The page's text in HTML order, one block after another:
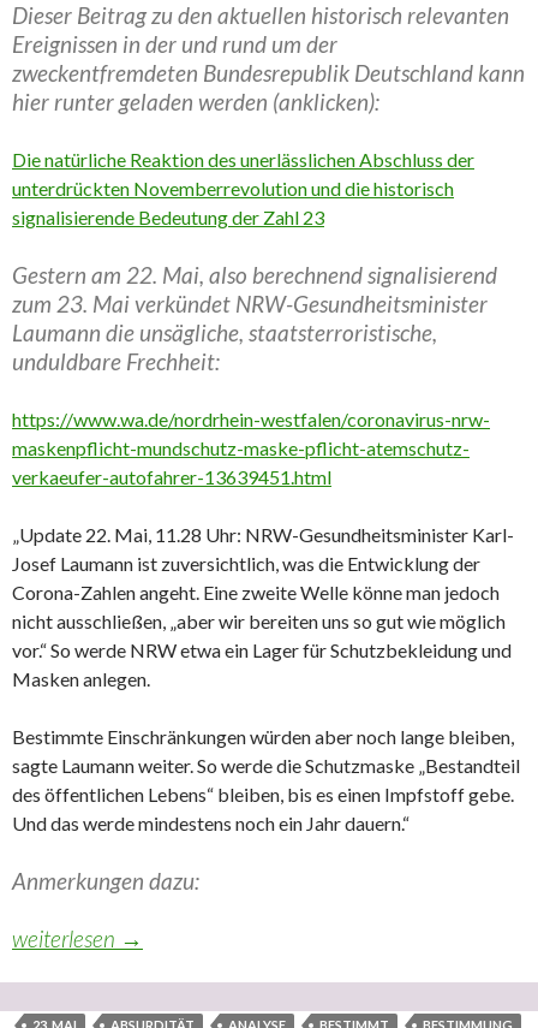
Dieser Beitrag zu den aktuellen historisch relevanten
Ereignissen in der und rund um der
zweckentfremdeten Bundesrepublik Deutschland kann
hier runter geladen werden (anklicken):
Die natürliche Reaktion des unerlässlichen Abschluss der
unterdrückten Novemberrevolution und die historisch
signalisierende Bedeutung der Zahl 23
Gestern am 22. Mai, also berechnend signalisierend
zum 23. Mai verkündet NRW-Gesundheitsminister
Laumann die unsägliche, staatsterroristische,
unduldbare Frechheit:
https://www.wa.de/nordrhein-westfalen/coronavirus-nrw-
maskenpflicht-mundschutz-maske-pflicht-atemschutz-
verkaeufer-autofahrer-13639451.html
„Update 22. Mai, 11.28 Uhr: NRW-Gesundheitsminister Karl-
Josef Laumann ist zuversichtlich, was die Entwicklung der
Corona-Zahlen angeht. Eine zweite Welle könne man jedoch
nicht ausschließen, „aber wir bereiten uns so gut wie möglich
vor.“ So werde NRW etwa ein Lager für Schutzbekleidung und
Masken anlegen.
Bestimmte Einschränkungen würden aber noch lange bleiben,
sagte Laumann weiter. So werde die Schutzmaske „Bestandteil
des öffentlichen Lebens“ bleiben, bis es einen Impfstoff gebe.
Und das werde mindestens noch ein Jahr dauern.“
Anmerkungen dazu:
Die natürliche Reaktion des unerlässlichen Abschluss
weiterlesen →